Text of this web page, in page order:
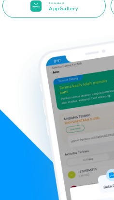
Tersedia di
AppGallery